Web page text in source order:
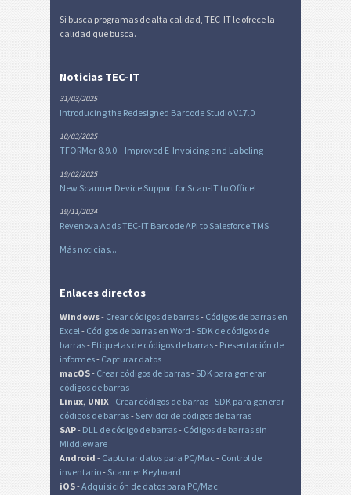
Si busca programas de alta calidad, TEC-IT le ofrece la
calidad que busca.
Noticias TEC-IT
31/03/2025
Introducing the Redesigned Barcode Studio V17.0
10/03/2025
TFORMer 8.9.0 – Improved E-Invoicing and Labeling
19/02/2025
New Scanner Device Support for Scan-IT to Office!
19/11/2024
Revenova Adds TEC-IT Barcode API to Salesforce TMS
Más noticias...
Enlaces directos
Windows- Crear códigos de barras- Códigos de barras en
Excel- Códigos de barras en Word - SDK de códigos de
barras- Etiquetas de códigos de barras- Presentación de
informes- Capturar datos
macOS- Crear códigos de barras- SDK para generar
códigos de barras
Linux, UNIX- Crear códigos de barras- SDK para generar
códigos de barras- Servidor de códigos de barras
SAP- DLL de código de barras- Códigos de barras sin
Middleware
Android - Capturar datos para PC/Mac - Control de
inventario- Scanner Keyboard
iOS-Adquisición de datos para PC/Mac